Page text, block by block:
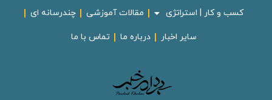
کسب و کار | استراتژی مقالات آموزشی چندرسانه ای
سایر اخبار درباره ما تماس با ما